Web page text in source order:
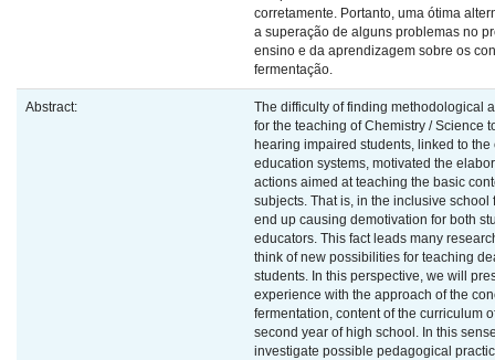
corretamente. Portanto, uma ótima
a superação de alguns problemas no
ensino e da aprendizagem sobre os
fermentação.
Abstract:
The difficulty of finding methodological
for the teaching of Chemistry / Science
hearing impaired students, linked to the
education systems, motivated the
actions aimed at teaching the basic
subjects. That is, in the inclusive school
end up causing demotivation for both
educators. This fact leads many
think of new possibilities for teaching
students. In this perspective, we will
experience with the approach of the
fermentation, content of the curriculum
second year of high school. In this
investigate possible pedagogical